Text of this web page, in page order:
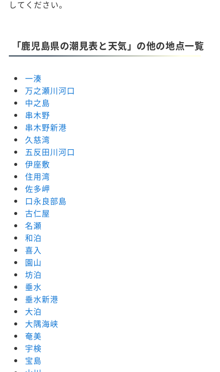
してください。
「鹿児島県の潮見表と天気」の他の地点一覧
一湊
万之瀬川河口
中之島
串木野
串木野新港
久慈湾
五反田川河口
伊座敷
住用湾
佐多岬
口永良部島
古仁屋
名瀬
和泊
喜入
園山
坊泊
垂水
垂水新港
大泊
大隅海峡
奄美
宇検
宝島